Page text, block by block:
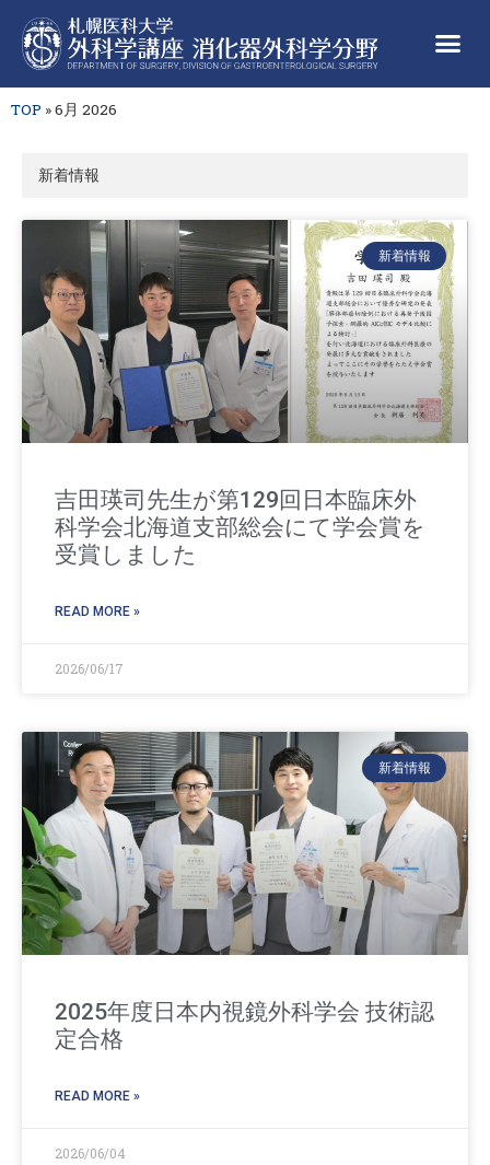
TOP »6月 2026
新着情報
新着情報
吉田瑛司先生が第129回日本臨床外
科学会北海道支部総会にて学会賞を
受賞しました
READ MORE »
2026/06/17
新着情報
2025年度日本内視鏡外科学会 技術認
定合格
READ MORE »
2026/06/04